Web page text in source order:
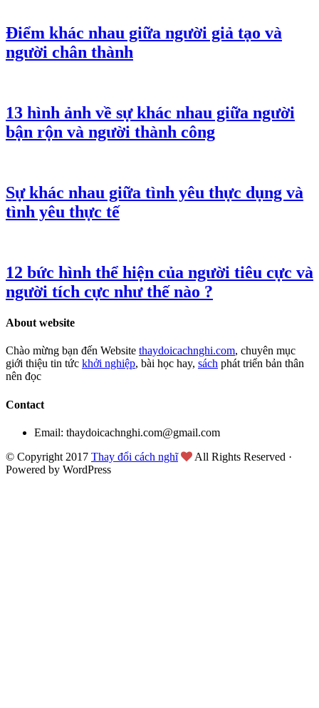
Điểm khác nhau giữa người giả tạo và
người chân thành
13 hình ảnh về sự khác nhau giữa người
bận rộn và người thành công
Sự khác nhau giữa tình yêu thực dụng và
tình yêu thực tế
12 bức hình thể hiện của người tiêu cực và
người tích cực như thế nào ?
About website
Chào mừng bạn đến Website thaydoicachnghi.com, chuyên mục
giới thiệu tin tức khởi nghiệp, bài học hay, sách phát triển bản thân
nên đọc
Contact
Email: thaydoicachnghi.com@gmail.com
© Copyright 2017 Thay đổi cách nghĩ
All Rights Reserved ·
Powered by WordPress